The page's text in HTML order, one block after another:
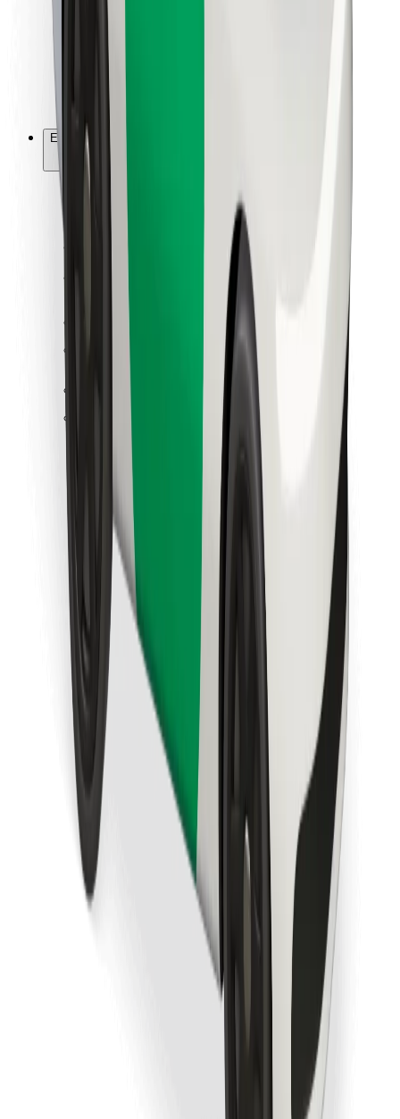
Flottapartnereknek
Éttermeknek
Bolt for Business
Egyéb
Felhasználási feltételek
Pár perc alatt ott vagyunk érted!
Bolt alkalmazás letöltése
Találd meg kedvenc ételedet!
Bolt Food app letöltése